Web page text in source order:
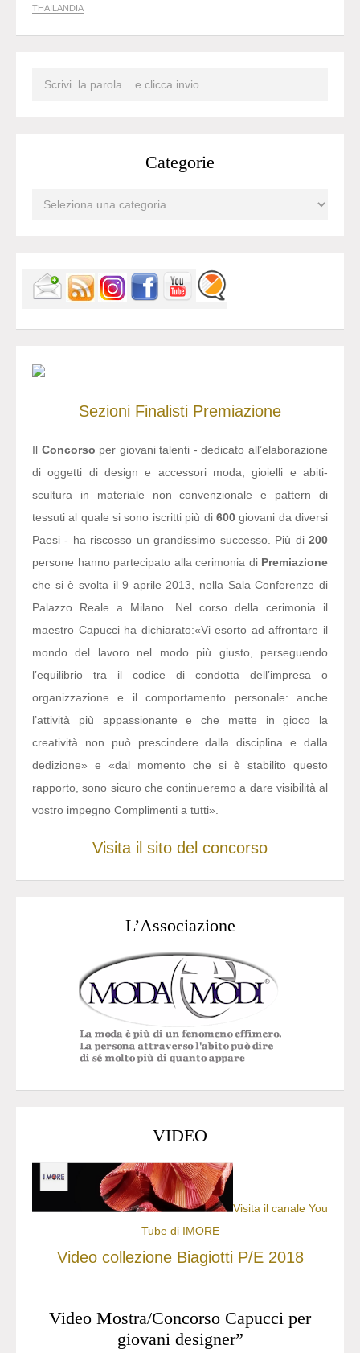
THAILANDIA
Categorie
Sezioni Finalisti Premiazione
Il Concorso per giovani talenti - dedicato all’elaborazione
di oggetti di design e accessori moda, gioielli e abiti-
scultura in materiale non convenzionale e pattern di
tessuti al quale si sono iscritti più di 600giovani da diversi
Paesi - ha riscosso un grandissimo successo. Più di 200
persone hanno partecipato alla cerimonia di Premiazione
che si è svolta il 9 aprile 2013, nella Sala Conferenze di
Palazzo Reale a Milano. Nel corso della cerimonia il
maestro Capucci ha dichiarato:«Vi esorto ad affrontare il
mondo del lavoro nel modo più giusto, perseguendo
l’equilibrio tra il codice di condotta dell’impresa o
organizzazione e il comportamento personale: anche
l’attività più appassionante e che mette in gioco la
creatività non può prescindere dalla disciplina e dalla
dedizione» e «dal momento che si è stabilito questo
rapporto, sono sicuro che continueremo a dare visibilità al
vostro impegno Complimenti a tutti».
Visita il sito del concorso
L’Associazione
VIDEO
Visita il canale You
Tube di IMORE
Video collezione Biagiotti P/E 2018
Video Mostra/Concorso Capucci per
giovani designer”